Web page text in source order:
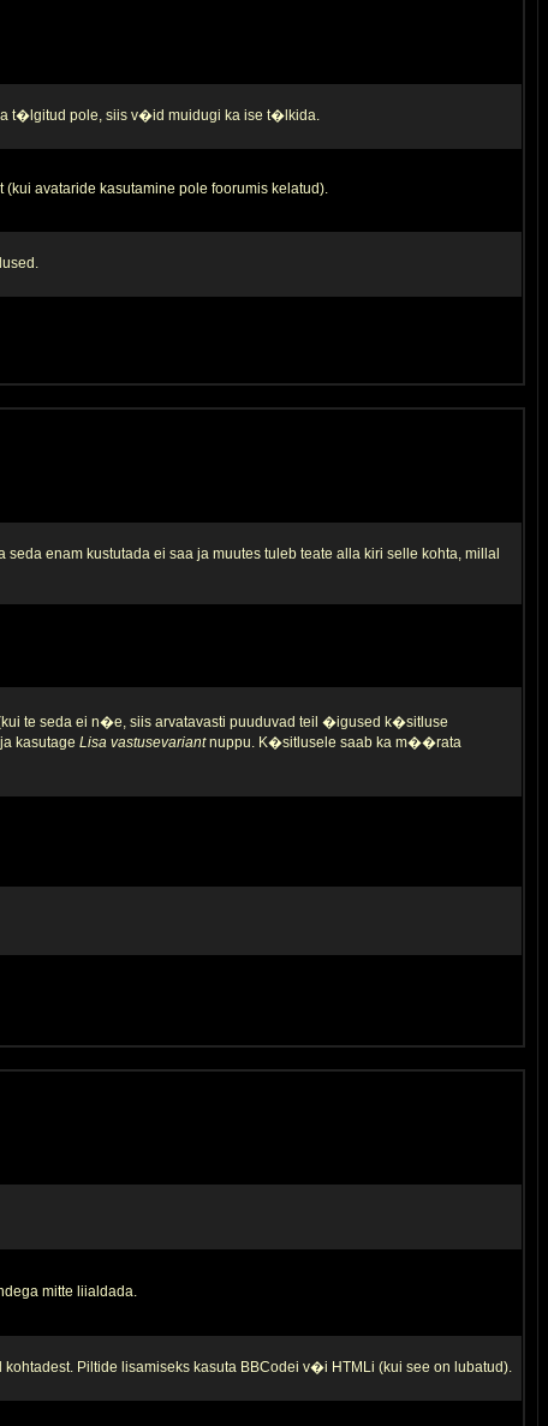
t�lgitud pole, siis v�id muidugi ka ise t�lkida.
avataride kasutamine pole foorumis kelatud).
enam kustutada ei saa ja muutes tuleb teate alla kiri selle kohta, millal
te seda ei n�e, siis arvatavasti puuduvad teil �igused k�sitluse
kasutage Lisa vastusevariantnuppu. K�sitlusele saab ka m��rata
mitte liialdada.
Piltide lisamiseks kasuta BBCodei v�i HTMLi (kui see on lubatud).